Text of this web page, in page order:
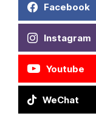
Facebook
Instagram
Youtube
WeChat